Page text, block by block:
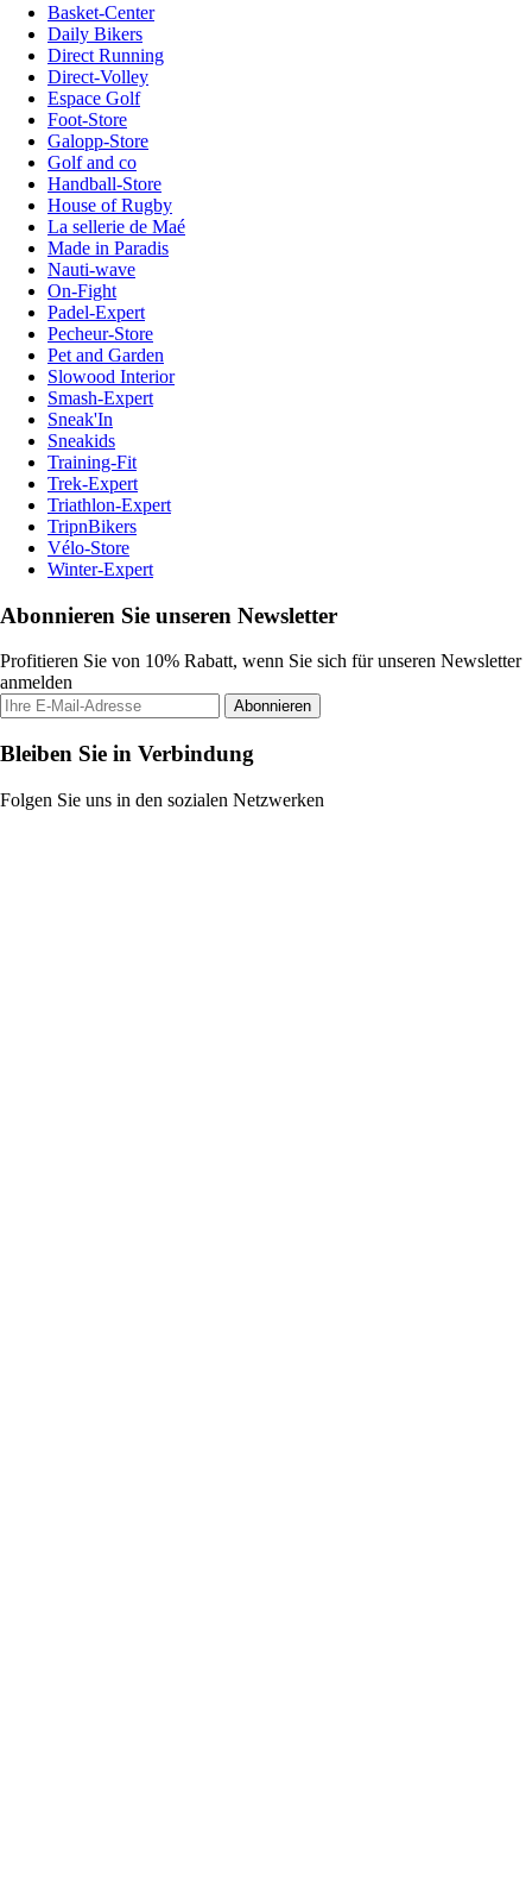
Basket-Center
Daily Bikers
Direct Running
Direct-Volley
Espace Golf
Foot-Store
Galopp-Store
Golf and co
Handball-Store
House of Rugby
La sellerie de Maé
Made in Paradis
Nauti-wave
On-Fight
Padel-Expert
Pecheur-Store
Pet and Garden
Slowood Interior
Smash-Expert
Sneak'In
Sneakids
Training-Fit
Trek-Expert
Triathlon-Expert
TripnBikers
Vélo-Store
Winter-Expert
Abonnieren Sie unseren Newsletter
Profitieren Sie von 10% Rabatt, wenn Sie sich für unseren Newsletter
anmelden
Abonnieren
Bleiben Sie in Verbindung
Folgen Sie uns in den sozialen Netzwerken